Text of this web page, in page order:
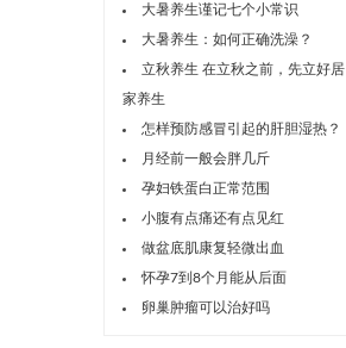
大暑养生谨记七个小常识
大暑养生：如何正确洗澡？
立秋养生 在立秋之前，先立好居
家养生
怎样预防感冒引起的肝胆湿热？
月经前一般会胖几斤
孕妇铁蛋白正常范围
小腹有点痛还有点见红
做盆底肌康复轻微出血
怀孕7到8个月能从后面
卵巢肿瘤可以治好吗